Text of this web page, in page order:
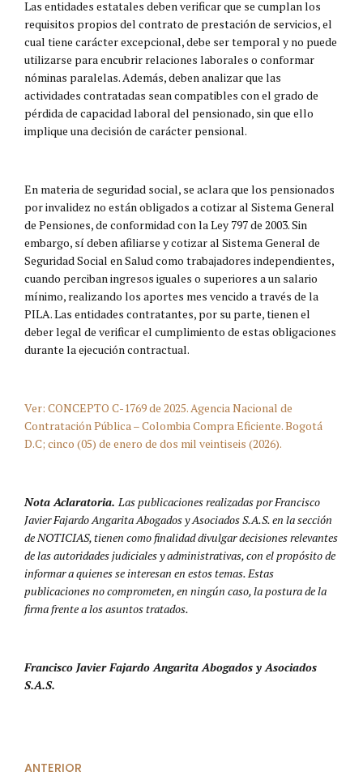
Las entidades estatales deben verificar que se cumplan los
requisitos propios del contrato de prestación de servicios, el
cual tiene carácter excepcional, debe ser temporal y no puede
utilizarse para encubrir relaciones laborales o conformar
nóminas paralelas. Además, deben analizar que las
actividades contratadas sean compatibles con el grado de
pérdida de capacidad laboral del pensionado, sin que ello
implique una decisión de carácter pensional.
En materia de seguridad social, se aclara que los pensionados
por invalidez no están obligados a cotizar al Sistema General
de Pensiones, de conformidad con la Ley 797 de 2003. Sin
embargo, sí deben afiliarse y cotizar al Sistema General de
Seguridad Social en Salud como trabajadores independientes,
cuando perciban ingresos iguales o superiores a un salario
mínimo, realizando los aportes mes vencido a través de la
PILA. Las entidades contratantes, por su parte, tienen el
deber legal de verificar el cumplimiento de estas obligaciones
durante la ejecución contractual.
Ver: CONCEPTO C-1769 de 2025. Agencia Nacional de
Contratación Pública – Colombia Compra Eficiente. Bogotá
D.C; cinco (05) de enero de dos mil veintiseis (2026).
Nota Aclaratoria. Las publicaciones realizadas por Francisco
Javier Fajardo Angarita Abogados y Asociados S.A.S. en la sección
de NOTICIAS, tienen como finalidad divulgar decisiones relevantes
de las autoridades judiciales y administrativas, con el propósito de
informar a quienes se interesan en estos temas. Estas
publicaciones no comprometen, en ningún caso, la postura de la
firma frente a los asuntos tratados.
Francisco Javier Fajardo Angarita Abogados y Asociados
S.A.S.
ANTERIOR